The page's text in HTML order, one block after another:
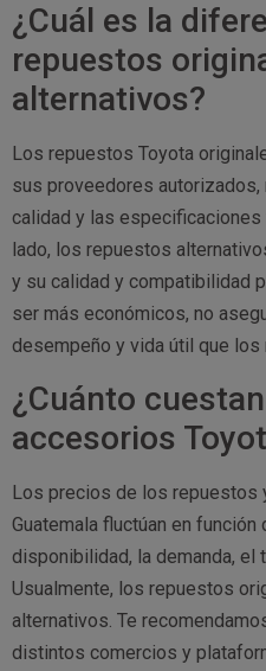
¿Cuál es la
repuestos
alternativos?
Los repuestos Toyota
sus proveedores
calidad y las especificaciones
lado, los repuestos
y su calidad y compatibilidad
ser más económicos, no
desempeño y vida útil que
¿Cuánto
accesorios
Los precios de los repuestos
Guatemala fluctúan en
disponibilidad, la demanda, el
Usualmente, los repuestos
alternativos. Te
distintos comercios y